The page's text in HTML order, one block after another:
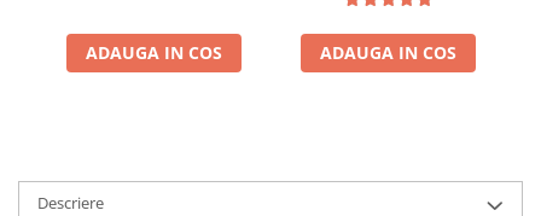
ADAUGA IN COS ADAUGA IN COS
Descriere